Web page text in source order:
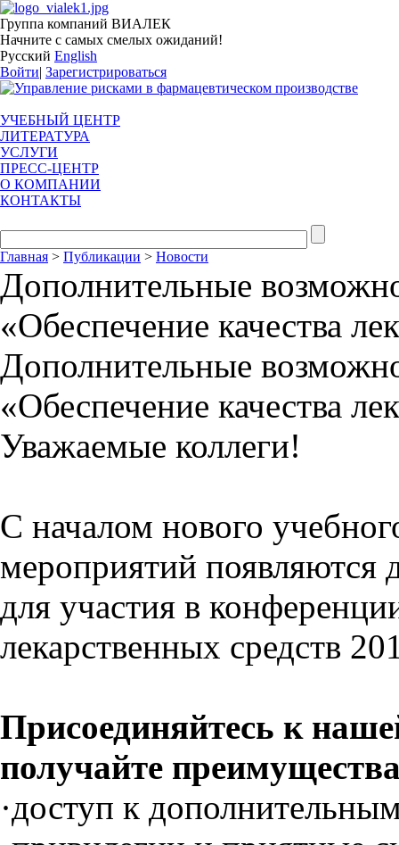
Группа компаний ВИАЛЕК
Начните с самых смелых ожиданий!
Русский English
Войти| Зарегистрироваться
УЧЕБНЫЙ ЦЕНТР
ЛИТЕРАТУРА
УСЛУГИ
ПРЕСС-ЦЕНТР
О КОМПАНИИ
КОНТАКТЫ
Главная > Публикации > Новости
Дополнительные
«Обеспечение качества
Дополнительные
«Обеспечение качества
Уважаемые коллеги!
С началом нового
мероприятий появляются
для участия в
лекарственных средств
Присоединяйтесь к
получайте
·доступ к